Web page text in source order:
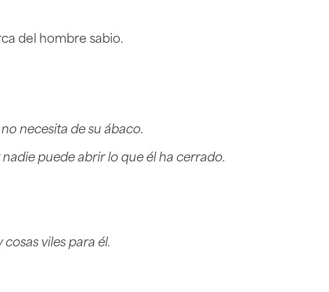
del hombre sabio.
necesita de su ábaco.
puede abrir lo que él ha cerrado.
viles para él.